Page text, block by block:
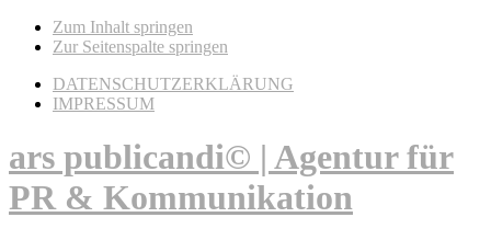
Zum Inhalt springen
Zur Seitenspalte springen
DATENSCHUTZERKLÄRUNG
IMPRESSUM
ars publicandi© | Agentur für
PR & Kommunikation